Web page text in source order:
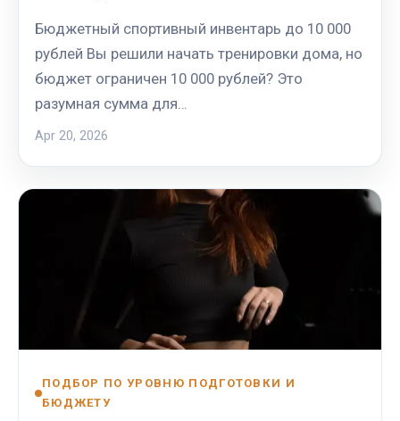
Бюджетный спортивный инвентарь до 10 000
рублей Вы решили начать тренировки дома, но
бюджет ограничен 10 000 рублей? Это
разумная сумма для…
Apr 20, 2026
ПОДБОР ПО УРОВНЮ ПОДГОТОВКИ И
БЮДЖЕТУ